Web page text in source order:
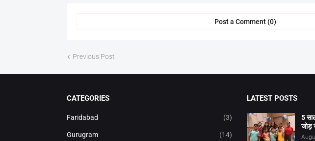
Post a Comment (0)
Previous Post
CATEGORIES
Faridabad (3)
Gurugram (14)
LATEST POSTS
5
जोड़